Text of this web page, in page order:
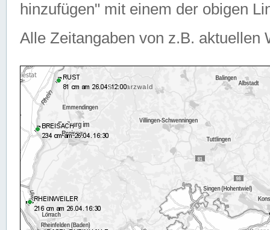
hinzufügen" mit einem der obigen
Alle Zeitangaben von z.B. aktuellen